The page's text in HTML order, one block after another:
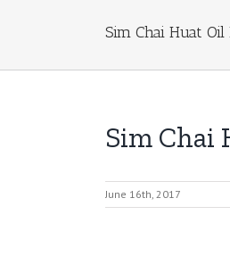
Sim Chai Huat
Sim Chai
June 16th, 2017